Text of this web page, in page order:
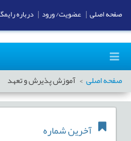
صفحه اصلی آموزش پذیرش و تعهد
آخرین شماره
صفحه اصلی عضویت/ ورود درباره رایمگ